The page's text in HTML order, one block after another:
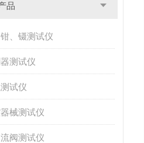
品
、镊测试仪
测试仪
试仪
械测试仪
阀测试仪